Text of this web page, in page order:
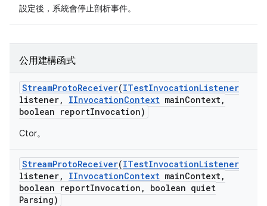
設定後，系統會停止剖析事件。
公用建構函式
StreamProtoReceiver(ITestInvocationListener
listener, IInvocationContext mainContext,
boolean reportInvocation)
Ctor。
StreamProtoReceiver(ITestInvocationListener
listener, IInvocationContext mainContext,
boolean reportInvocation ,
boolean quiet
Parsing)